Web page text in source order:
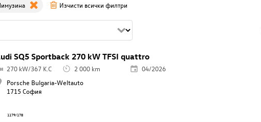
Изчисти всички филтри
SQ5 Sportback 270 kW TFSI quattro
270 kW/367 K.C 2 000 km
04/2026
Porsche Bulgaria-Weltauto
1715 София
1179/178